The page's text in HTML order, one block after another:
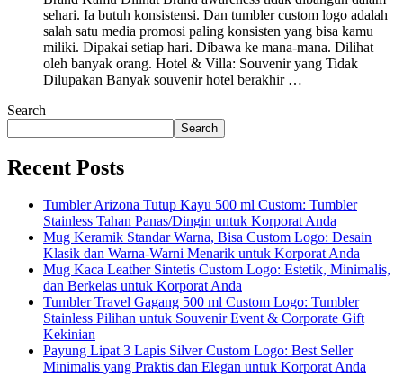
sehari. Ia butuh konsistensi. Dan tumbler custom logo adalah
salah satu media promosi paling konsisten yang bisa kamu
miliki. Dipakai setiap hari. Dibawa ke mana-mana. Dilihat
oleh banyak orang. Hotel & Villa: Souvenir yang Tidak
Dilupakan Banyak souvenir hotel berakhir …
Search
Search
Recent Posts
Tumbler Arizona Tutup Kayu 500 ml Custom: Tumbler
Stainless Tahan Panas/Dingin untuk Korporat Anda
Mug Keramik Standar Warna, Bisa Custom Logo: Desain
Klasik dan Warna-Warni Menarik untuk Korporat Anda
Mug Kaca Leather Sintetis Custom Logo: Estetik, Minimalis,
dan Berkelas untuk Korporat Anda
Tumbler Travel Gagang 500 ml Custom Logo: Tumbler
Stainless Pilihan untuk Souvenir Event & Corporate Gift
Kekinian
Payung Lipat 3 Lapis Silver Custom Logo: Best Seller
Minimalis yang Praktis dan Elegan untuk Korporat Anda